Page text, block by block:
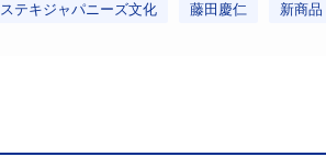
ステキジャパニーズ文化 藤田慶仁 新商品